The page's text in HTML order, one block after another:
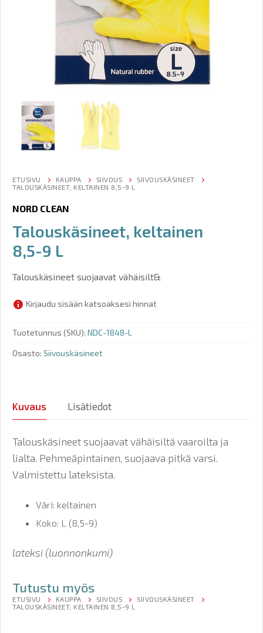
ETUSIVU KAUPPA SIIVOUS
SIIVOUSKÄSINEET
TALOUSKÄSINEET, KELTAINEN 8,5-9 L
NORD CLEAN
Talouskäsineet, keltainen
8,5-9 L
Talouskäsineet suojaavat vähäisilt&
Kirjaudu sisään katsoaksesi hinnat
Tuotetunnus (SKU): NDC-1848-L
Osasto: Siivouskäsineet
Kuvaus Lisätiedot
Talouskäsineet suojaavat vähäisiltä vaaroilta ja
lialta. Pehmeäpintainen, suojaava pitkä varsi.
Valmistettu lateksista.
Väri: keltainen
Koko: L (8,5-9)
lateksi (luonnonkumi)
Tutustu myös
ETUSIVU KAUPPA SIIVOUS
SIIVOUSKÄSINEET
TALOUSKÄSINEET, KELTAINEN 8,5-9 L